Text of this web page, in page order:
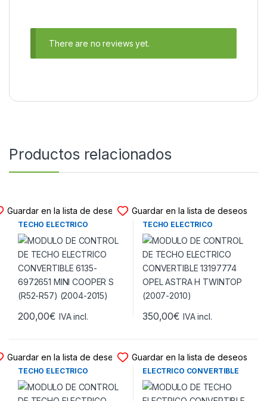
There are no reviews yet.
Productos relacionados
Guardar en la lista de deseos
MODULO DE CONTROL DE
TECHO ELECTRICO
CONVERTIBLE 6135-6972651
MINI COOPER S (R52-R57)
(2004-2015)
200,00€ IVA incl.
Guardar en la lista de deseos
MODULO DE CONTROL DE
TECHO ELECTRICO
CONVERTIBLE 13197774
OPEL ASTRA H TWINTOP
(2007-2010)
350,00€ IVA incl.
Guardar en la lista de deseos
MODULO DE CONTROL DE
TECHO ELECTRICO
CONVERTIBLE 12804991BA
SAAB 9.3 CABRIO (2003-
2010)
Guardar en la lista de deseos
MODULO DE TECHO
ELECTRICO CONVERTIBLE
307102045-AF VOLVO C70
CABRIO (2006-2011)